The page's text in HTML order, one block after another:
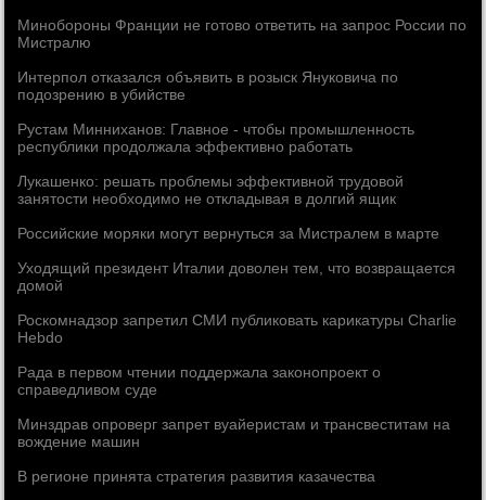
Минобороны Франции не готово ответить на запрос России по
Мистралю
Интерпол отказался объявить в розыск Януковича по
подозрению в убийстве
Рустам Минниханов: Главное - чтобы промышленность
республики продолжала эффективно работать
Лукашенко: решать проблемы эффективной трудовой
занятости необходимо не откладывая в долгий ящик
Российские моряки могут вернуться за Мистралем в марте
Уходящий президент Италии доволен тем, что возвращается
домой
Роскомнадзор запретил СМИ публиковать карикатуры Charlie
Hebdo
Рада в первом чтении поддержала законопроект о
справедливом суде
Минздрав опроверг запрет вуайеристам и трансвеститам на
вождение машин
В регионе принята стратегия развития казачества